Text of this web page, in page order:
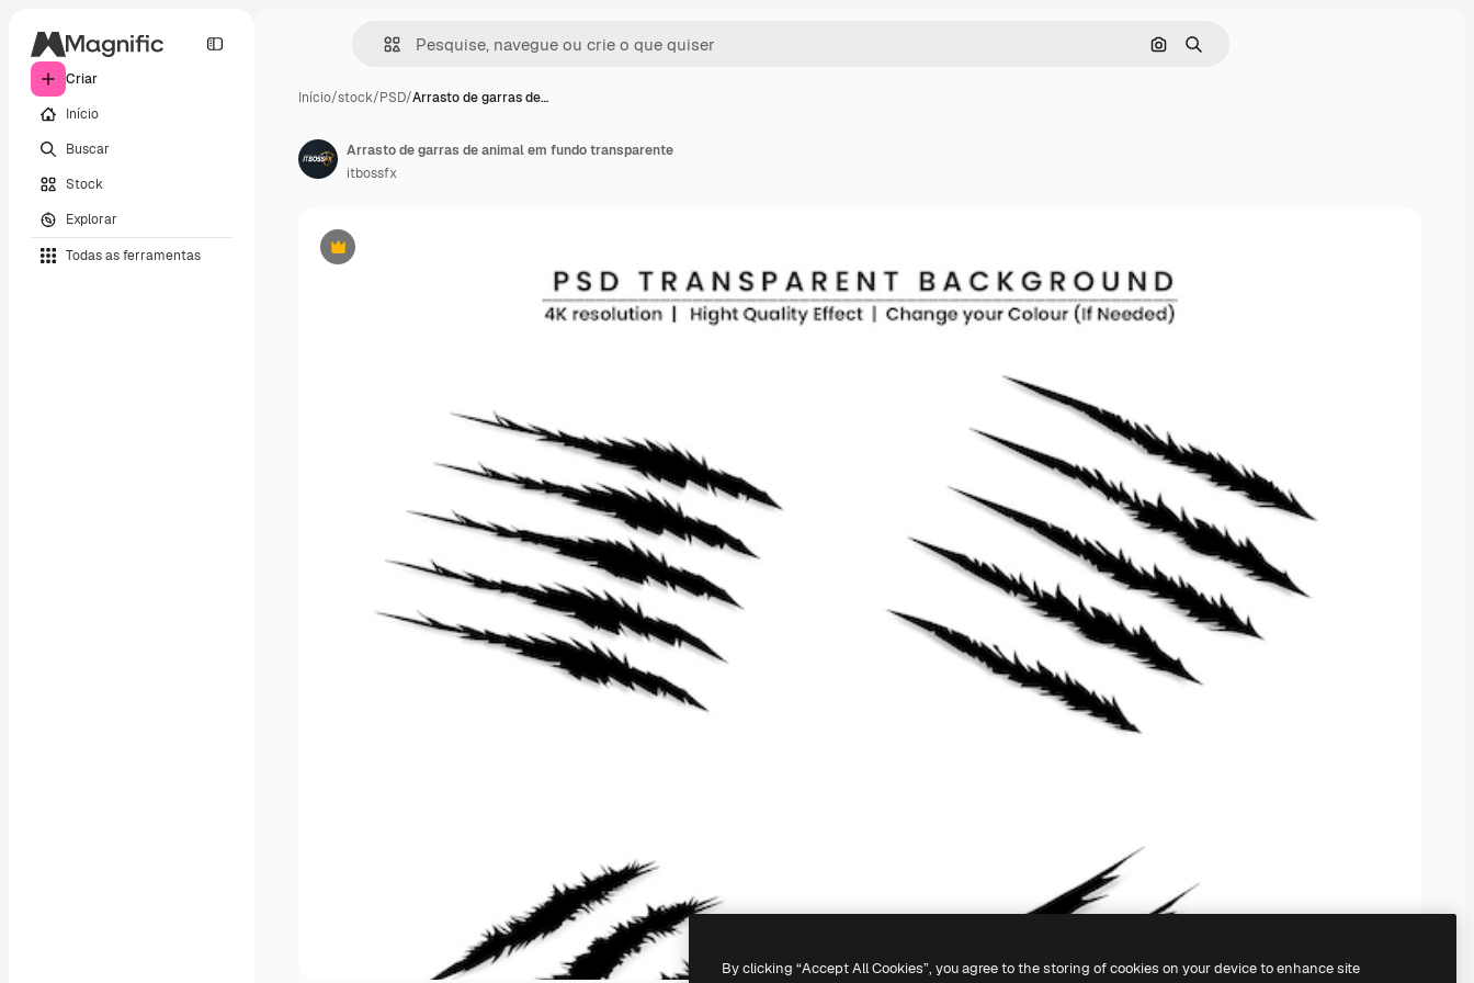
Criar
Início
Buscar
Stock
Explorar
Todas as ferramentas
Pesquisar por imagem
Buscar
Início/stock/PSD/Arrasto de garras de…
Premium
Arrasto de garras de animal em fundo transparente
itbossfx
By clicking “Accept All Cookies”, you agree to the storing of cookies on your device to enhance site